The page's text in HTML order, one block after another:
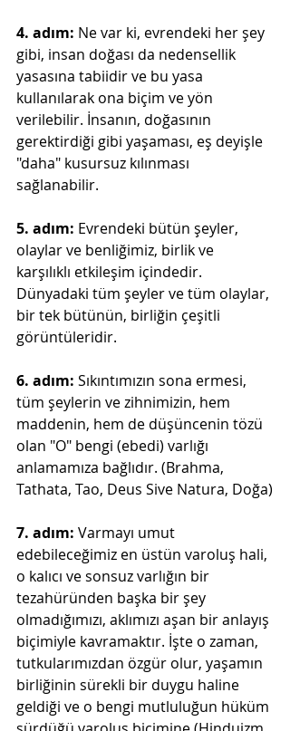
4. adım: Ne var ki, evrendeki her şey
gibi, insan doğası da nedensellik
yasasına tabiidir ve bu yasa
kullanılarak ona biçim ve yön
verilebilir. İnsanın, doğasının
gerektirdiği gibi yaşaması, eş deyişle
"daha" kusursuz kılınması
sağlanabilir.
5. adım: Evrendeki bütün şeyler,
olaylar ve benliğimiz, birlik ve
karşılıklı etkileşim içindedir.
Dünyadaki tüm şeyler ve tüm olaylar,
bir tek bütünün, birliğin çeşitli
görüntüleridir.
6. adım: Sıkıntımızın sona ermesi,
tüm şeylerin ve zihnimizin, hem
maddenin, hem de düşüncenin tözü
olan "O" bengi (ebedi) varlığı
anlamamıza bağlıdır. (Brahma,
Tathata, Tao, Deus Sive Natura, Doğa)
7. adım: Varmayı umut
edebileceğimiz en üstün varoluş hali,
o kalıcı ve sonsuz varlığın bir
tezahüründen başka bir şey
olmadığımızı, aklımızı aşan bir anlayış
biçimiyle kavramaktır. İşte o zaman,
tutkularımızdan özgür olur, yaşamın
birliğinin sürekli bir duygu haline
geldiği ve o bengi mutluluğun hüküm